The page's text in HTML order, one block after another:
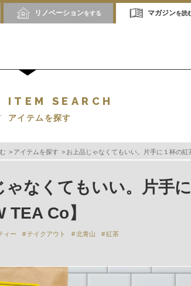
リノベーションをする マガジンを読
ITEM SEARCH
アイテムを探す
アイテムを探す お上品じゃなくてもいい。片手に１杯の紅
ゃなくてもいい。片手に
TEA Co】
ィー テイクアウト 北青山 紅茶